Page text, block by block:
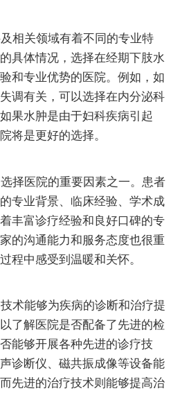
相关领域有着不同的专业特
具体情况，选择在经期下肢水
和专业优势的医院。例如，如
调有关，可以选择在内分泌科
果水肿是由于妇科疾病引起
将是更好的选择。
择医院的重要因素之一。患者
专业背景、临床经验、学术成
丰富诊疗经验和良好口碑的专
的沟通能力和服务态度也很重
程中感受到温暖和关怀。
术能够为疾病的诊断和治疗提
了解医院是否配备了先进的检
能够开展各种先进的诊疗技
诊断仪、磁共振成像等设备能
先进的治疗技术则能够提高治